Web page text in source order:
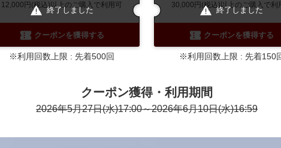
12,000円(税込)以上のご購入で利用可
クーポンを獲得する
終了しました
※利用回数上限 : 先着500回
30,000円(税込)以上のご購入で利
クーポンを獲得する
終了しました
※利用回数上限 : 先着150
クーポン獲得・利用期間
2026年5月27日(水)17:00～2026年6月10日(水)16:59